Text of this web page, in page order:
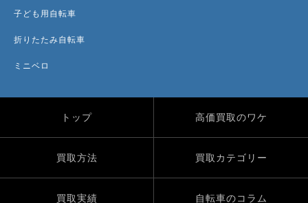
子ども用自転車
折りたたみ自転車
ミニベロ
トップ 高価買取のワケ
買取方法 買取カテゴリー
買取実績 自転車のコラム